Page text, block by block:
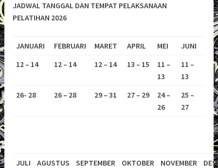
JADWAL TANGGAL DAN TEMPAT PELAKSANAAN
PELATIHAN 2026
JANUARI FEBRUARI MARET APRIL MEI
JUNI
12 – 14
12 – 14 12 – 14 13 – 15
11 –
13
11 –
13
26- 28
26 – 28 29 – 31 27 – 29
24 –
26
25 –
27
JULI AGUSTUS SEPTEMBER OKTOBER NOVEMBER